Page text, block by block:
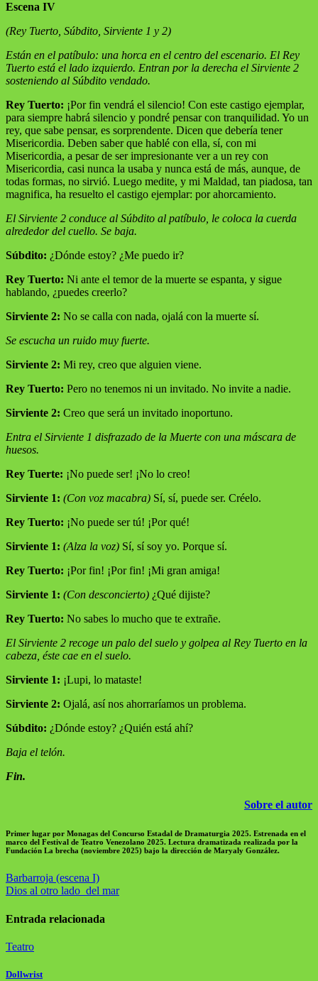
Escena IV
(Rey Tuerto, Súbdito, Sirviente 1 y 2)
Están en el patíbulo: una horca en el centro del escenario. El Rey
Tuerto está el lado izquierdo. Entran por la derecha el Sirviente 2
sosteniendo al Súbdito vendado.
Rey Tuerto: ¡Por fin vendrá el silencio! Con este castigo ejemplar,
para siempre habrá silencio y pondré pensar con tranquilidad. Yo un
rey, que sabe pensar, es sorprendente. Dicen que debería tener
Misericordia. Deben saber que hablé con ella, sí, con mi
Misericordia, a pesar de ser impresionante ver a un rey con
Misericordia, casi nunca la usaba y nunca está de más, aunque, de
todas formas, no sirvió. Luego medite, y mi Maldad, tan piadosa, tan
magnifica, ha resuelto el castigo ejemplar: por ahorcamiento.
El Sirviente 2 conduce al Súbdito al patíbulo, le coloca la cuerda
alrededor del cuello. Se baja.
Súbdito: ¿Dónde estoy? ¿Me puedo ir?
Rey Tuerto: Ni ante el temor de la muerte se espanta, y sigue
hablando, ¿puedes creerlo?
Sirviente 2: No se calla con nada, ojalá con la muerte sí.
Se escucha un ruido muy fuerte.
Sirviente 2: Mi rey, creo que alguien viene.
Rey Tuerto: Pero no tenemos ni un invitado. No invite a nadie.
Sirviente 2: Creo que será un invitado inoportuno.
Entra el Sirviente 1 disfrazado de la Muerte con una máscara de
huesos.
Rey Tuerte: ¡No puede ser! ¡No lo creo!
Sirviente 1: (Con voz macabra) Sí, sí, puede ser. Créelo.
Rey Tuerto: ¡No puede ser tú! ¡Por qué!
Sirviente 1: (Alza la voz) Sí, sí soy yo. Porque sí.
Rey Tuerto: ¡Por fin! ¡Por fin! ¡Mi gran amiga!
Sirviente 1: (Con desconcierto) ¿Qué dijiste?
Rey Tuerto: No sabes lo mucho que te extrañe.
El Sirviente 2 recoge un palo del suelo y golpea al Rey Tuerto en la
cabeza, éste cae en el suelo.
Sirviente 1: ¡Lupi, lo mataste!
Sirviente 2: Ojalá, así nos ahorraríamos un problema.
Súbdito: ¿Dónde estoy? ¿Quién está ahí?
Baja el telón.
Fin.
Sobre el autor
Primer lugar por Monagas del Concurso Estadal de Dramaturgia 2025. Estrenada en el
marco del Festival de Teatro Venezolano 2025. Lectura dramatizada realizada por la
Fundación La brecha (noviembre 2025) bajo la dirección de Maryaly González.
Navegación
de
entradas
Barbarroja (escena I)
Dios al otro lado del mar
Entrada relacionada
Teatro
Dollwrist